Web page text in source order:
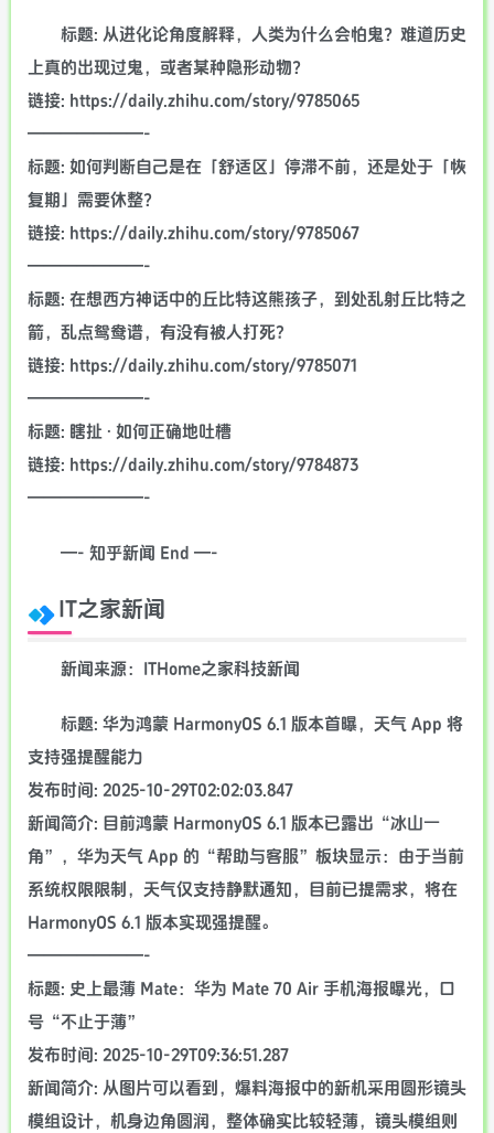
标题: 从进化论角度解释，人类为什么会怕鬼？难道历史
上真的出现过鬼，或者某种隐形动物？
链接: https://daily.zhihu.com/story/9785065
———————-
标题: 如何判断自己是在「舒适区」停滞不前，还是处于「恢
复期」需要休整？
链接: https://daily.zhihu.com/story/9785067
———————-
标题: 在想西方神话中的丘比特这熊孩子，到处乱射丘比特之
箭，乱点鸳鸯谱，有没有被人打死?
链接: https://daily.zhihu.com/story/9785071
———————-
标题: 瞎扯 · 如何正确地吐槽
链接: https://daily.zhihu.com/story/9784873
———————-
—- 知乎新闻 End —-
IT之家新闻
新闻来源：ITHome之家科技新闻
标题: 华为鸿蒙 HarmonyOS 6.1 版本首曝，天气 App 将
支持强提醒能力
发布时间: 2025-10-29T02:02:03.847
新闻简介: 目前鸿蒙 HarmonyOS 6.1 版本已露出“冰山一
角”，华为天气 App 的“帮助与客服”板块显示：由于当前
系统权限限制，天气仅支持静默通知，目前已提需求，将在
HarmonyOS 6.1 版本实现强提醒。
———————-
标题: 史上最薄 Mate：华为 Mate 70 Air 手机海报曝光，口
号“不止于薄”
发布时间: 2025-10-29T09:36:51.287
新闻简介: 从图片可以看到，爆料海报中的新机采用圆形镜头
模组设计，机身边角圆润，整体确实比较轻薄，镜头模组则